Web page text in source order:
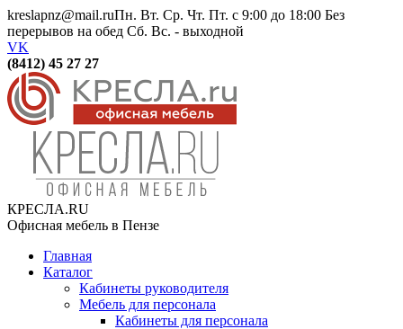
kreslapnz@mail.ruПн. Вт. Ср. Чт. Пт. с 9:00 до 18:00 Без
перерывов на обед Сб. Вс. - выходной
VK
(8412) 45 27 27
КРЕСЛА.RU
Офисная мебель в Пензе
Главная
Каталог
Кабинеты руководителя
Мебель для персонала
Кабинеты для персонала